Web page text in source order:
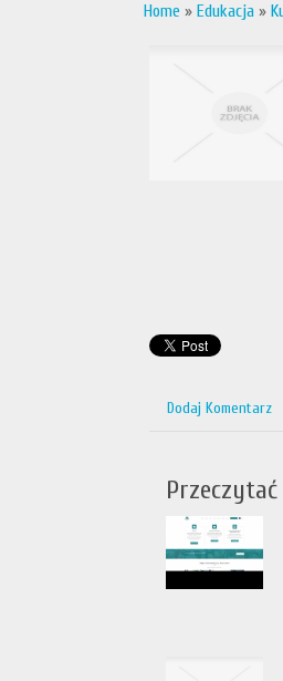
Home » Edukacja »
Dodaj Komentarz